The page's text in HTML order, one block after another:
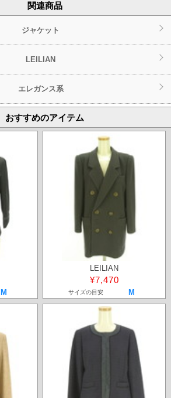
関連商品
ジャケット
LEILIAN
エレガンス系
おすすめのアイテム
M
LEILIAN
¥7,470
サイズの目安 M